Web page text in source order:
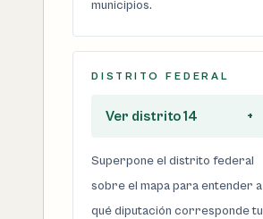
municipios.
DISTRITO FEDERAL
Ver distrito 14 +
Superpone el distrito federal
sobre el mapa para entender a
qué diputación corresponde tu